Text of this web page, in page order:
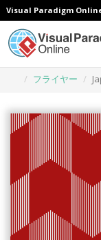
Visual Paradigm
フライヤー